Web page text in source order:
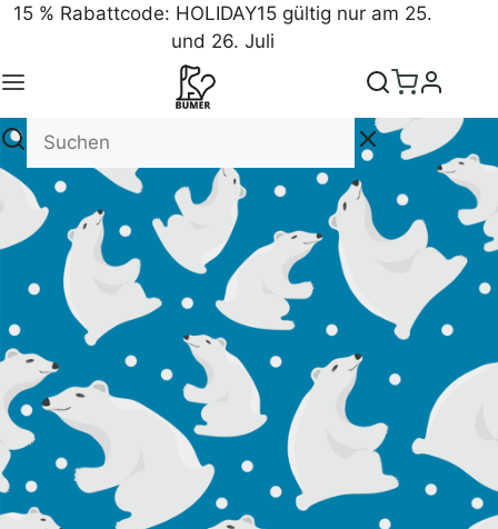
15 % Rabattcode: HOLIDAY15 gültig nur am 25.
und 26. Juli